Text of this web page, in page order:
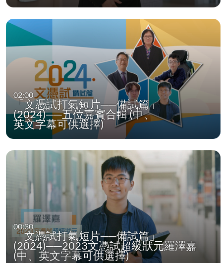
02:00
「文憑試打氣短片──備試篇」
(2024)──五位嘉賓合輯 (中、
英文字幕可供選擇)
00:30
「文憑試打氣短片──備試篇」
(2024)──2023文憑試超級狀元羅澤嘉
(中、英文字幕可供選擇)